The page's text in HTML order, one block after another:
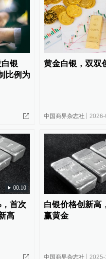
银
比例为
黄金白银，双双
中国商界杂志社
00:10
首次
高
白银价格创新高
赢黄金
中国商界杂志社